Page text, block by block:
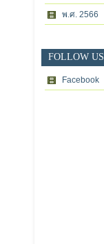
พ.ศ. 2566
FOLLOW US
Facebook